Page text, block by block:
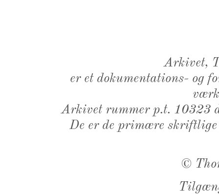
Arkivet,
er et dokumentations- og
Arkivet rummer p.t. 10323
De er de primære
©